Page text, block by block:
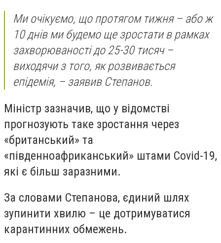
Ми очікуємо, що протягом тижня – або ж
10 днів ми будемо ще зростати в рамках
захворюваності до 25-30 тисяч –
виходячи з того, як розвивається
епідемія, – заявив Степанов.
Міністр зазначив, що у відомстві
прогнозують таке зростання через
«британський» та
«південноафриканський» штами Covid-19,
які є більш заразними.
За словами Степанова, єдиний шлях
зупинити хвилю – це дотримуватися
карантинних обмежень.